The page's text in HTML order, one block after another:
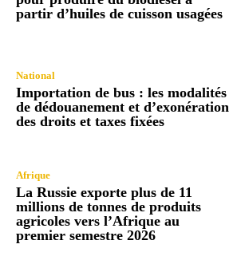
partir d’huiles de cuisson usagées
National
Importation de bus : les modalités
de dédouanement et d’exonération
des droits et taxes fixées
Afrique
La Russie exporte plus de 11
millions de tonnes de produits
agricoles vers l’Afrique au
premier semestre 2026